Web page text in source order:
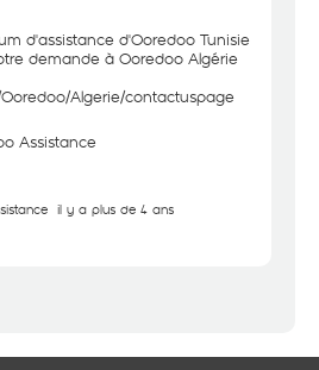
d'assistance d'Ooredoo Tunisie
demande à Ooredoo Algérie
Algerie/contactuspage
Assistance
il y a plus de 4 ans